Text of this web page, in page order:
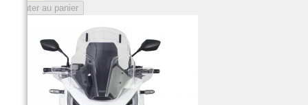
Ajouter au panier